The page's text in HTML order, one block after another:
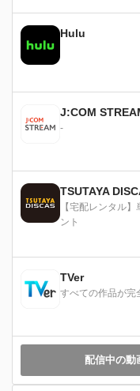
Hulu
J:COM
-
TSUTAYA
【宅配レンタル
ント
TVer
すべての作品が完
配信中の動